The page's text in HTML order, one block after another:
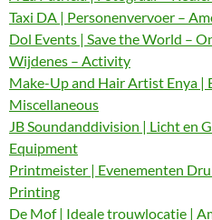
Taxi DA | Personenvervoer –
Dol Events | Save the World –
Wijdenes – Activity
Make-Up and Hair Artist Enya |
Miscellaneous
JB Soundanddivision | Licht en
Equipment
Printmeister | Evenementen
Printing
De Mof | Ideale trouwlocatie |